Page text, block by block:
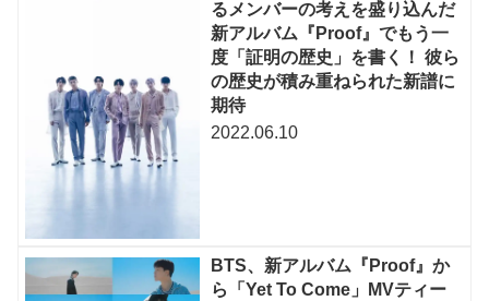
るメンバーの考えを盛り込んだ
新アルバム『Proof』でもう一
度「証明の歴史」を書く！ 彼ら
の歴史が積み重ねられた新譜に
期待
2022.06.10
BTS、新アルバム『Proof』か
ら「Yet To Come」MVティー